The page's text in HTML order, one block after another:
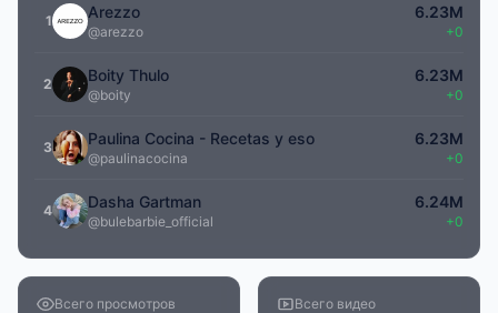
1 Arezzo
@arezzo
6.23M
+0
2 Boity Thulo
@boity
6.23M
+0
3 Paulina Cocina - Recetas y eso
@paulinacocina
6.23M
+0
4 Dasha Gartman
@bulebarbie_official
6.24M
+0
Всего просмотров Всего видео